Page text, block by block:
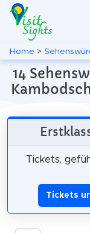
Home >
14
Tickets,
Tickets